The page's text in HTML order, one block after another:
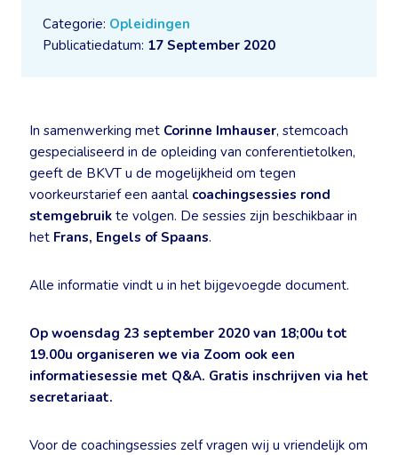
Categorie: Opleidingen
Publicatiedatum: 17 September 2020
In samenwerking met Corinne Imhauser, stemcoach
gespecialiseerd in de opleiding van conferentietolken,
geeft de BKVT u de mogelijkheid om tegen
voorkeurstarief een aantal coachingsessies rond
stemgebruik te volgen. De sessies zijn beschikbaar in
het Frans, Engels of Spaans.
Alle informatie vindt u in het bijgevoegde document.
Op woensdag 23 september 2020 van 18;00u tot
19.00u organiseren we via Zoom ook een
informatiesessie met Q&A. Gratis inschrijven via het
secretariaat.
Voor de coachingsessies zelf vragen wij u vriendelijk om